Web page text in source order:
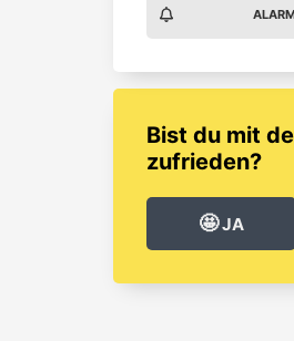
Bist du mit
zufrieden?
🤩JA